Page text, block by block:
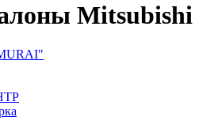
Mitsubishi